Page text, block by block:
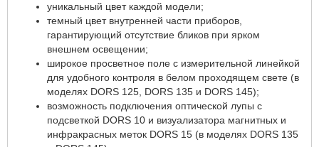
уникальный цвет каждой модели;
темный цвет внутренней части приборов,
гарантирующий отсутствие бликов при ярком
внешнем освещении;
широкое просветное поле с измерительной линейкой
для удобного контроля в белом проходящем свете (в
моделях DORS 125, DORS 135 и DORS 145);
возможность подключения оптической лупы с
подсветкой DORS 10 и визуализатора магнитных и
инфракрасных меток DORS 15 (в моделях DORS 135